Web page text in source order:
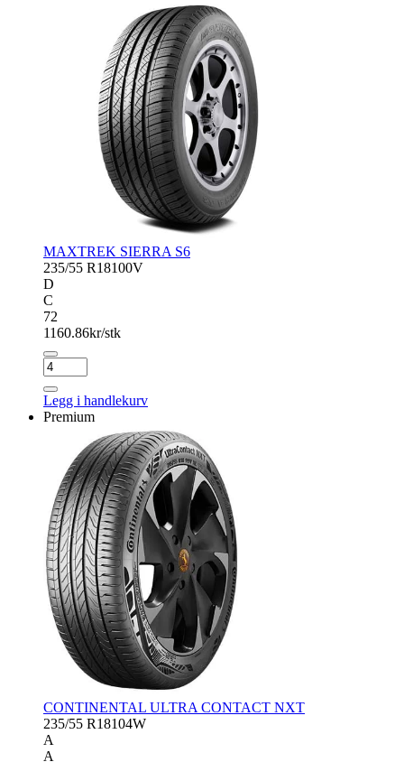
MAXTREK SIERRA S6
235/55 R18100V
D
C
72
1160.86kr/stk
MAXTREK
SIERRA
S6
antall
Legg i handlekurv
Premium
CONTINENTAL ULTRA CONTACT NXT
235/55 R18104W
A
A